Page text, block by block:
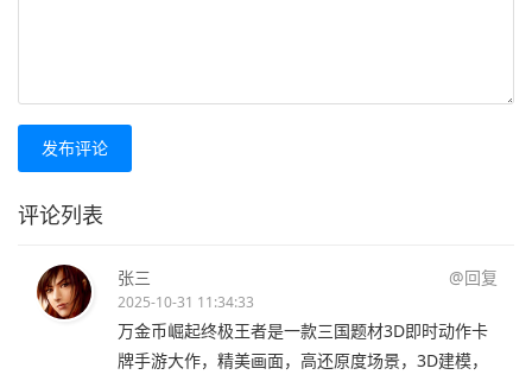
发布评论
评论列表
张三 @回复
2025-10-31 11:34:33
万金币崛起终极王者是一款三国题材3D即时动作卡
牌手游大作，精美画面，高还原度场景，3D建模，